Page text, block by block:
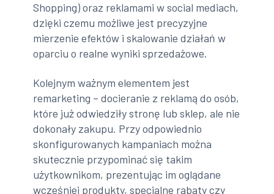
Shopping) oraz reklamami w social mediach,
dzięki czemu możliwe jest precyzyjne
mierzenie efektów i skalowanie działań w
oparciu o realne wyniki sprzedażowe.
Kolejnym ważnym elementem jest
remarketing – docieranie z reklamą do osób,
które już odwiedziły stronę lub sklep, ale nie
dokonały zakupu. Przy odpowiednio
skonfigurowanych kampaniach można
skutecznie przypominać się takim
użytkownikom, prezentując im oglądane
wcześniej produkty, specjalne rabaty czy